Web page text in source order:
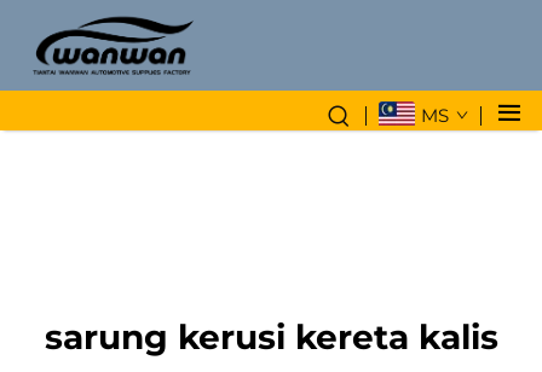
MS
sarung kerusi kereta kalis